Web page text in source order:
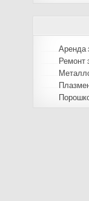
Аренда
Ремонт